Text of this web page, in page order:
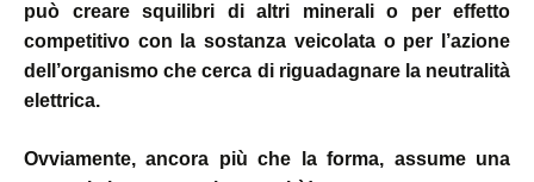
può creare squilibri di altri minerali o per effetto
competitivo con la sostanza veicolata o per l’azione
dell’organismo che cerca di riguadagnare la neutralità
elettrica.
Ovviamente, ancora più che la forma, assume una